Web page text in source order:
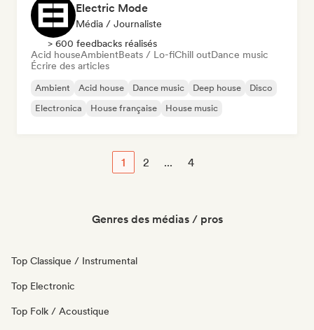
Electric Mode
Média / Journaliste
> 600 feedbacks réalisés
Acid houseAmbientBeats / Lo-fiChill outDance music
Écrire des articles
Ambient Acid house Dance music Deep house
Disco
Electronica
House française House music
1 2 ... 4
Genres des médias / pros
Top Classique / Instrumental
Top Electronic
Top Folk / Acoustique